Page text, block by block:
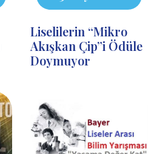
Liselilerin “Mikro
Akışkan Çip”i Ödüle
Doymuyor